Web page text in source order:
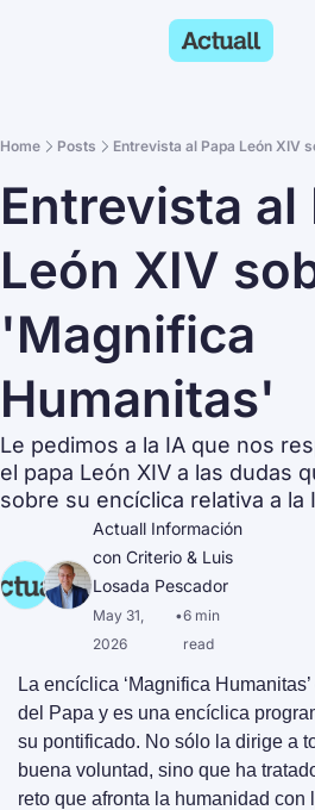
Home Posts Entrevista al Papa León XIV
Entrevista al
León XIV
'Magnifica
Humanitas'
Le pedimos a la IA que nos
el papa León XIV a las dudas
sobre su encíclica relativa a la
Actuall Información
con Criterio & Luis
Losada Pescador
May 31,
2026
•6 min
read
La encíclica ‘Magnifica
del Papa y es una encíclica
su pontificado. No sólo la dirige a
buena voluntad, sino que ha
reto que afronta la humanidad con